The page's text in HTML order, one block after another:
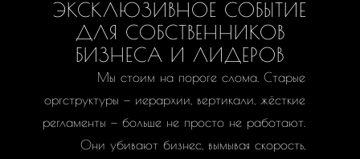
ЭКСКЛЮЗИВНОЕ СОБЫТИЕ
ДЛЯ СОБСТВЕННИКОВ
БИЗНЕСА И ЛИДЕРОВ
Мы стоим на пороге слома. Старые
оргструктуры — иерархии, вертикали, жёсткие
регламенты — больше не просто не работают.
Они убивают бизнес, вымывая скорость,